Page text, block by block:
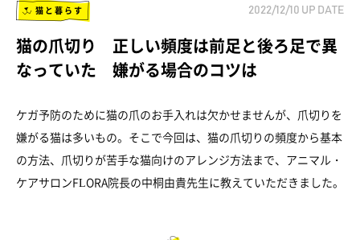
猫と暮らす 2022/12/10 UP DATE
猫の爪切り 正しい頻度は前足と後ろ足で異
なっていた 嫌がる場合のコツは
ケガ予防のために猫の爪のお手入れは欠かせませんが、爪切りを
嫌がる猫は多いもの。そこで今回は、猫の爪切りの頻度から基本
の方法、爪切りが苦手な猫向けのアレンジ方法まで、アニマル・
ケアサロンFLORA院長の中桐由貴先生に教えていただきました。